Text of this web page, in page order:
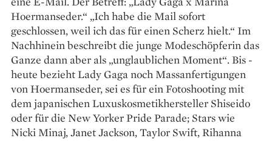
Hoermanseder.“ „Ich habe die Mail sofort
geschlossen, weil ich das für einen Scherz hielt.“ Im
Nachhinein beschreibt die ­junge Modeschöpferin das
Ganze dann aber als „unglaublichen Moment“. Bis ­
heute bezieht Lady Gaga noch Massanfertigungen
von Hoermanseder, sei es für ein Fotoshooting mit
dem japanischen ­Luxuskosmetikhersteller ­Shiseido
oder für die New ­Yorker Pride Parade; Stars wie
Nicki ­Minaj, Janet Jackson, Taylor Swift, Rihanna